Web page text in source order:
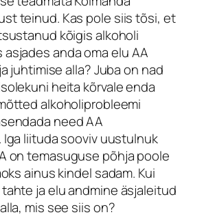
teinud. Kas pole siis tõsi, et
kõigis alkoholi
anda oma elu AA
juhtimise alla? Juba on nad
heita kõrvale enda
alkoholiprobleemi
need AA
liituda sooviv uustulnuk
on temasuguse põhja poole
ainus kindel sadam. Kui
ja elu andmine äsjaleitud
mis see siis on?